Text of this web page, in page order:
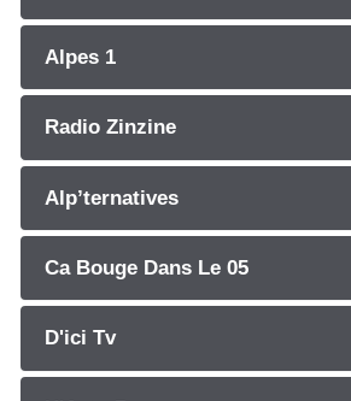
Alpes 1
Radio Zinzine
Alp’ternatives
Ca Bouge Dans Le 05
D'ici Tv